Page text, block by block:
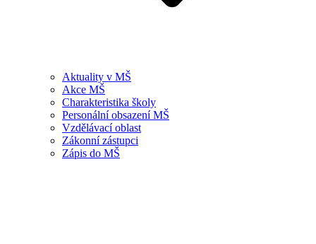
Aktuality v MŠ
Akce MŠ
Charakteristika školy
Personální obsazení MŠ
Vzdělávací oblast
Zákonní zástupci
Zápis do MŠ